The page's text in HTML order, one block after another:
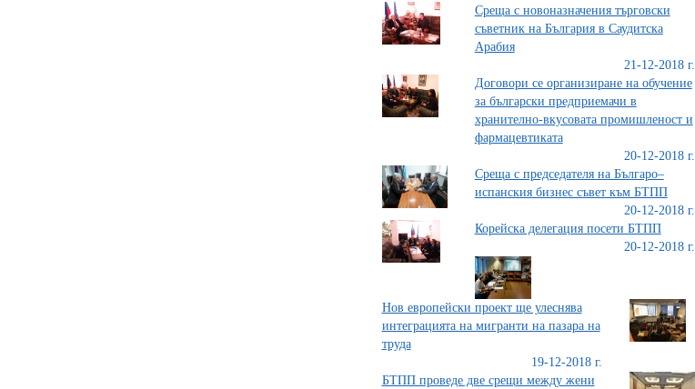
Среща с новоназначения търговски
съветник на България в Саудитска
Арабия
21-12-2018 г.
Договори се организиране на обучение
за български предприемачи в
хранително-вкусовата промишленост и
фармацевтиката
20-12-2018 г.
Среща с председателя на Българо–
испанския бизнес съвет към БТПП
20-12-2018 г.
Корейска делегация посети БТПП
20-12-2018 г.
Нов европейски проект ще улеснява
интеграцията на мигранти на пазара на
труда
19-12-2018 г.
БТПП проведе две срещи между жени